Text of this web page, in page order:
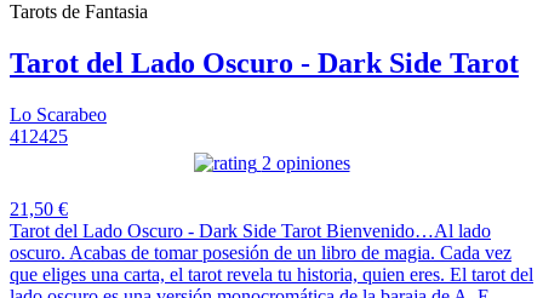
Tarots de Fantasia
Tarot del Lado Oscuro - Dark Side Tarot
Lo Scarabeo
412425
2 opiniones
21,50 €
Tarot del Lado Oscuro - Dark Side Tarot Bienvenido…Al lado
oscuro. Acabas de tomar posesión de un libro de magia. Cada vez
que eliges una carta, el tarot revela tu historia, quien eres. El tarot del